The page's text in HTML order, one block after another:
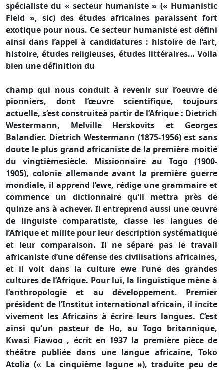
spécialiste du « secteur humaniste » (« Humanistic
Field », sic) des études africaines paraissent fort
exotique pour nous. Ce secteur humaniste est défini
ainsi dans l’appel à candidatures : histoire de l’art,
histoire, études religieuses, études littéraires… Voila
bien une définition du
champ qui nous conduit à revenir sur l’oeuvre de
pionniers, dont l’œuvre scientifique, toujours
actuelle, s’est construiteà partir de l’Afrique : Dietrich
Westermann, Melville Herskovits et Georges
Balandier. Dietrich Westermann (1875-1956) est sans
doute le plus grand africaniste de la première moitié
du vingtièmesiècle. Missionnaire au Togo (1900-
1905), colonie allemande avant la première guerre
mondiale, il apprend l’ewe, rédige une grammaire et
commence un dictionnaire qu’il mettra près de
quinze ans à achever. Il entreprend aussi une œuvre
de linguiste comparatiste, classe les langues de
l’Afrique et milite pour leur description systématique
et leur comparaison. Il ne sépare pas le travail
africaniste d’une défense des civilisations africaines,
et il voit dans la culture ewe l’une des grandes
cultures de l’Afrique. Pour lui, la linguistique mène à
l’anthropologie et au développement. Premier
président de l’Institut international africain, il incite
vivement les Africains à écrire leurs langues. C’est
ainsi qu’un pasteur de Ho, au Togo britannique,
Kwasi Fiawoo , écrit en 1937 la première pièce de
théâtre publiée dans une langue africaine, Toko
Atolia (« La cinquième lagune »), traduite peu de